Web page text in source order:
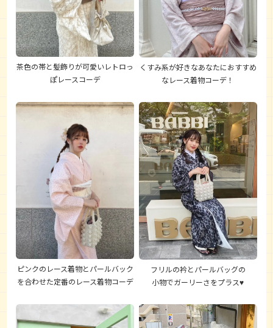
茶色の帯と髪飾りが可愛いレトロっ
ぽレースコーデ
くすみ系が好きなあなたにおすすめ
なレース着物コーデ！
ピンクのレース着物とパールバック
を合わせた定番のレース着物コーデ
フリルの衿とパールバッグの
小物でガーリーさをプラス♥